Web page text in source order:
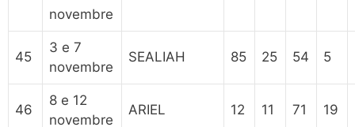
novembre
45
3 e 7
novembre
SEALIAH 85 25 54 5
46
8 e 12
novembre
ARIEL 12 11 71 19